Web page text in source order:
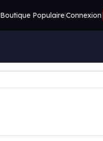
Boutique Populaire|Connexion|